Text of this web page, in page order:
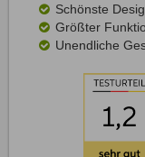
Schönste
Größter
Unendliche